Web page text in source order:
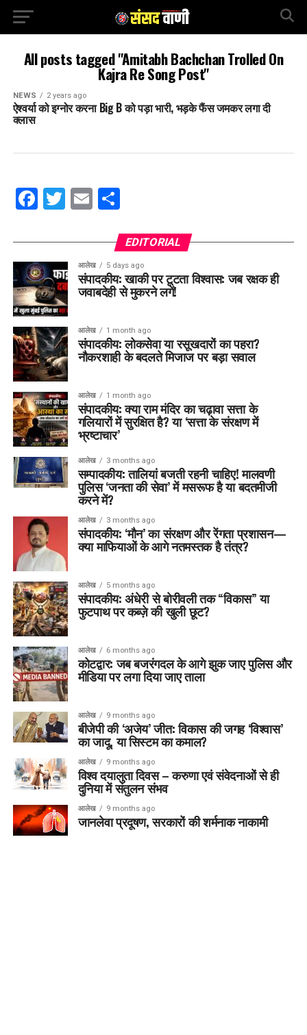
All posts tagged "Amitabh Bachchan Trolled On
Kajra Re Song Post"
NEWS 2 years ago
ऐश्वर्या को इग्नोर करना Big B को पड़ा भारी, भड़के फैंस जमकर लगा दी
क्लास
Facebook
Twitter
EmailShare
EDITORIAL
आलेख 5 days ago
संपादकीय: खाकी पर टूटता विश्वास: जब रक्षक ही
जवाबदेही से मुकरने लगें!
आलेख 1 month ago
संपादकीय: लोकसेवा या रसूखदारों का पहरा?
नौकरशाही के बदलते मिजाज पर बड़ा सवाल
आलेख 1 month ago
संपादकीय: क्या राम मंदिर का चढ़ावा सत्ता के
गलियारों में सुरक्षित है? या ‘सत्ता के संरक्षण में
भ्रष्टाचार’
आलेख 3 months ago
सम्पादकीय: तालियां बजती रहनी चाहिए! मालवणी
पुलिस ‘जनता की सेवा’ में मसरूफ है या बदतमीजी
करने में?
आलेख 3 months ago
संपादकीय: ‘मौन’ का संरक्षण और रेंगता प्रशासन—
क्या माफियाओं के आगे नतमस्तक है तंत्र?
आलेख 5 months ago
संपादकीय: अंधेरी से बोरीवली तक “विकास” या
फुटपाथ पर कब्ज़े की खुली छूट?
आलेख 6 months ago
कोटद्वार: जब बजरंगदल के आगे झुक जाए पुलिस और
मीडिया पर लगा दिया जाए ताला
आलेख 9 months ago
बीजेपी की ‘अजेय’ जीत: विकास की जगह ‘विश्वास’
का जादू, या सिस्टम का कमाल?
आलेख 9 months ago
विश्व दयालुता दिवस – करुणा एवं संवेदनाओं से ही
दुनिया में संतुलन संभव
आलेख 9 months ago
जानलेवा प्रदूषण, सरकारों की शर्मनाक नाकामी